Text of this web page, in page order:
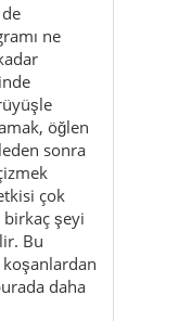
ne
öğlen
sonra
çok
birkaç şeyi
Bu
daha